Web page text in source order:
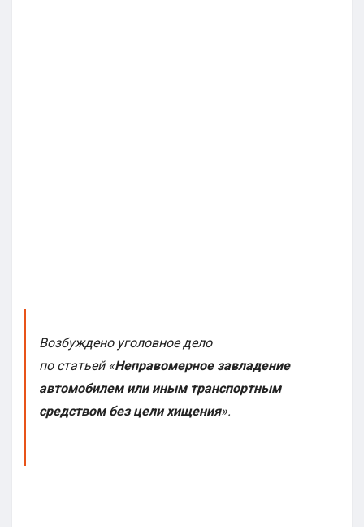
Возбуждено уголовное дело
по статьей «Неправомерное завладение
автомобилем или иным транспортным
средством без цели хищения».